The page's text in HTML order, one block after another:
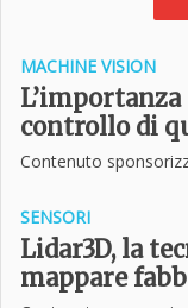
MACHINE VISION
controllo di
Contenuto
SENSORI
Lidar3D, la
mappare